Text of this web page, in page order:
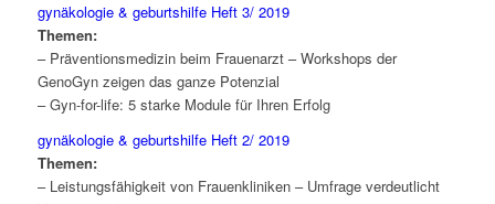
gynäkologie & geburtshilfe Heft 3/ 2019
Themen:
– Präventionsmedizin beim Frauenarzt – Workshops der
GenoGyn zeigen das ganze Potenzial
– Gyn-for-life: 5 starke Module für Ihren Erfolg
gynäkologie & geburtshilfe Heft 2/ 2019
Themen:
– Leistungsfähigkeit von Frauenkliniken – Umfrage verdeutlicht